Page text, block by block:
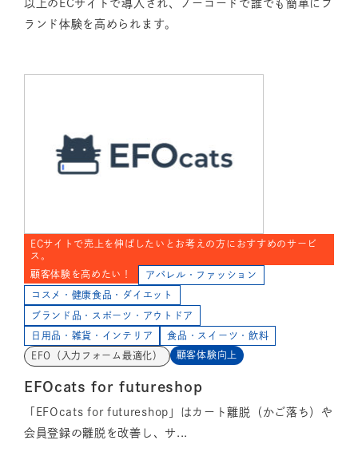
以上のECサイトで導入され、ノーコードで誰でも簡単にブ
ランド体験を高められます。
ECサイトで売上を伸ばしたいとお考えの方におすすめのサービ
ス。
顧客体験を高めたい！
アパレル・ファッション
コスメ・健康食品・ダイエット
ブランド品・スポーツ・アウトドア
日用品・雑貨・インテリア 食品・スイーツ・飲料
EFO（入力フォーム最適化） 顧客体験向上
EFOcats for futureshop
「EFOcats for futureshop」はカート離脱（かご落ち）や
会員登録の離脱を改善し、サ...